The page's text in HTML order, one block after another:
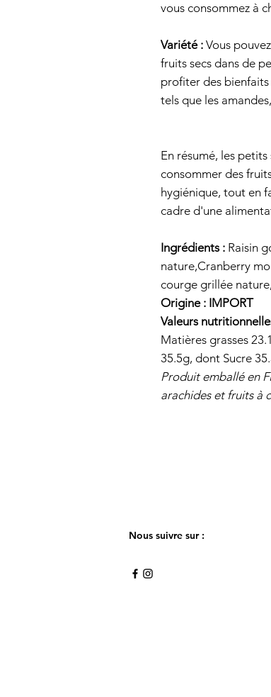
vous consommez à
Variété : Vous
fruits secs dans de
profiter des
tels que les
En résumé, les
consommer des
hygiénique, tout en
cadre d'une
Ingrédients : Raisin
nature,Cranberry
courge grillée
Origine : IMPORT ​
Valeurs
Matières grasses
35.5g, dont Sucre
Produit emballé en
arachides et fruits à
Nous suivre sur :